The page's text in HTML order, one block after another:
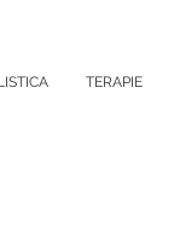
TERAPIE